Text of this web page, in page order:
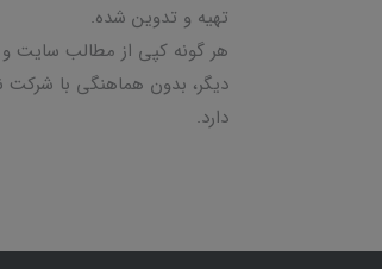
تهیه و تدوین شده.
هر گونه کپی از مطالب سایت
دیگر، بدون هماهنگی با شرکت
دارد.